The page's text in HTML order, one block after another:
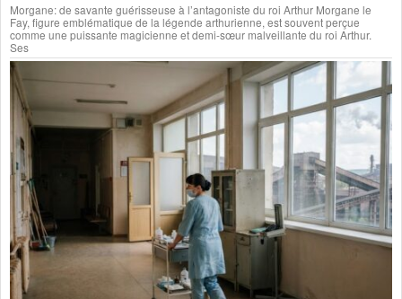
Morgane: de savante guérisseuse à l’antagoniste du roi Arthur Morgane le
Fay, figure emblématique de la légende arthurienne, est souvent perçue
comme une puissante magicienne et demi-sœur malveillante du roi Arthur.
Ses